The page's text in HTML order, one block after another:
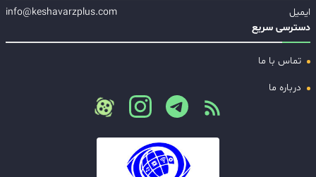
ایمیل
info@keshavarzplus.com
دسترسی سریع
تماس با ما
درباره ما